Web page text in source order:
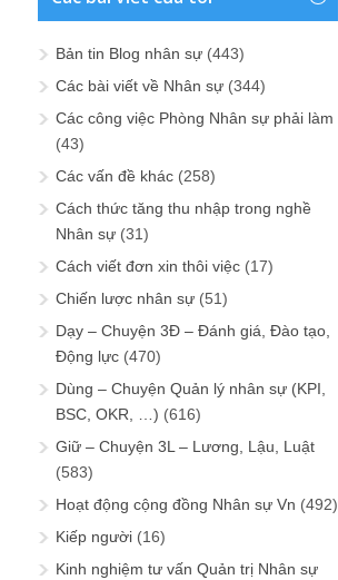
Bản tin Blog nhân sự (443)
Các bài viết về Nhân sự (344)
Các công việc Phòng Nhân sự phải làm
(43)
Các vấn đề khác (258)
Cách thức tăng thu nhập trong nghề
Nhân sự (31)
Cách viết đơn xin thôi việc (17)
Chiến lược nhân sự (51)
Dạy – Chuyện 3Đ – Đánh giá, Đào tạo,
Động lực (470)
Dùng – Chuyện Quản lý nhân sự (KPI,
BSC, OKR, …) (616)
Giữ – Chuyện 3L – Lương, Lậu, Luật
(583)
Hoạt động cộng đồng Nhân sự Vn (492)
Kiếp người (16)
Kinh nghiệm tư vấn Quản trị Nhân sự